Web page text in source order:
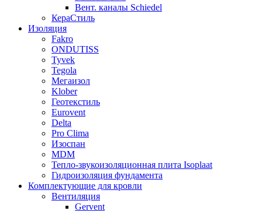
Вент. каналы Schiedel
КераСтиль
Изоляция
Fakro
ONDUTISS
Tyvek
Tegola
Мегаизол
Klober
Геотекстиль
Eurovent
Delta
Pro Clima
Изоспан
MDM
Тепло-звукоизоляционная плита Isoplaat
Гидроизоляция фундамента
Комплектующие для кровли
Вентиляция
Gervent